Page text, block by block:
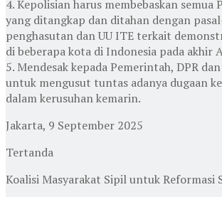
4. Kepolisian harus membebaskan semua
yang ditangkap dan ditahan dengan
penghasutan dan UU ITE terkait
di beberapa kota di Indonesia pada akhir
5. Mendesak kepada Pemerintah, DPR
untuk mengusut tuntas adanya dugaan
dalam kerusuhan kemarin.
Jakarta, 9 September 2025
Tertanda
Koalisi Masyarakat Sipil untuk Reformasi